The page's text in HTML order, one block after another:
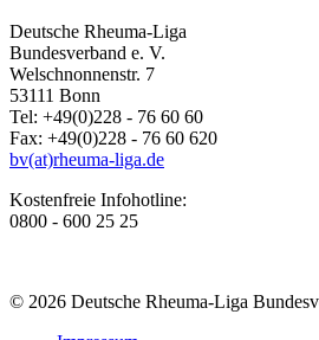
Deutsche Rheuma-Liga
Bundesverband e. V.
Welschnonnenstr. 7
53111 Bonn
Tel: +49(0)228 - 76 60 60
Fax: +49(0)228 - 76 60 620
bv(at)rheuma-liga.de
Kostenfreie Infohotline:
0800 - 600 25 25
© 2026 Deutsche Rheuma-Liga